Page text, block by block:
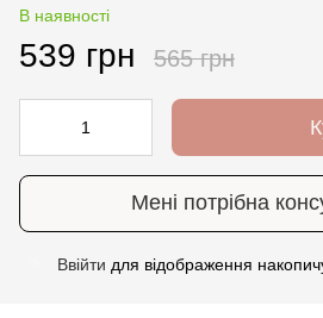
В наявності
539 грн 565 грн
Мені потрібна
Ввійти для відображення